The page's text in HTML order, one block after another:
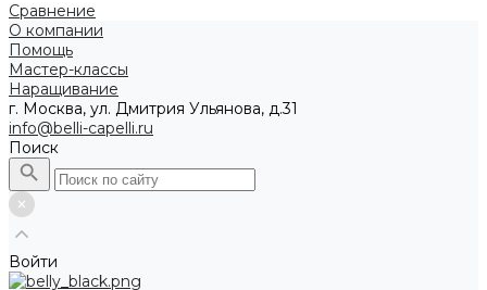
Сравнение
О компании
Помощь
Мастер-классы
Наращивание
г. Москва, ул. Дмитрия Ульянова, д.31
info@belli-capelli.ru
Поиск
Войти